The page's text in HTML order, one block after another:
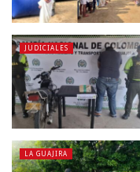
JUDICIALES
LA GUAJIRA